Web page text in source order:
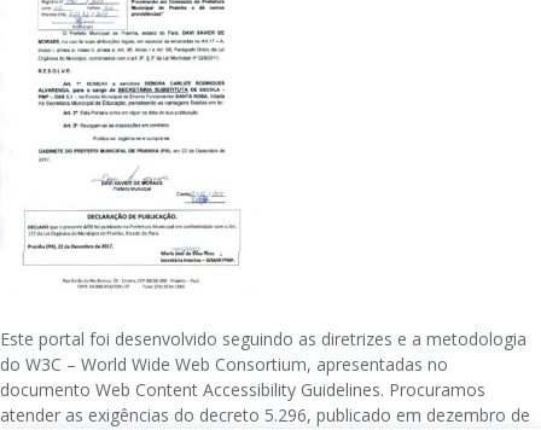
Este portal foi desenvolvido seguindo as diretrizes e a metodologia
do W3C – World Wide Web Consortium, apresentadas no
documento Web Content Accessibility Guidelines. Procuramos
atender as exigências do decreto 5.296, publicado em dezembro de